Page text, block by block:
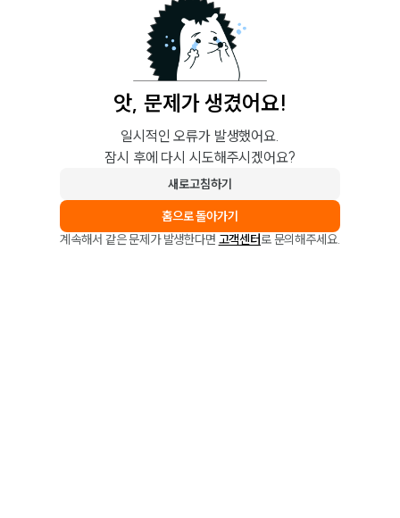
앗, 문제가 생겼어요!
일시적인 오류가 발생했어요.
잠시 후에 다시 시도해주시겠어요?
새로고침하기
홈으로 돌아가기
계속해서 같은 문제가 발생한다면 고객센터로 문의해주세요.